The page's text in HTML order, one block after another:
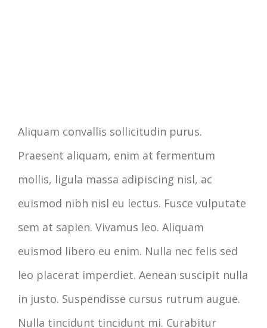
Aliquam convallis sollicitudin purus.
Praesent aliquam, enim at fermentum
mollis, ligula massa adipiscing nisl, ac
euismod nibh nisl eu lectus. Fusce vulputate
sem at sapien. Vivamus leo. Aliquam
euismod libero eu enim. Nulla nec felis sed
leo placerat imperdiet. Aenean suscipit nulla
in justo. Suspendisse cursus rutrum augue.
Nulla tincidunt tincidunt mi. Curabitur